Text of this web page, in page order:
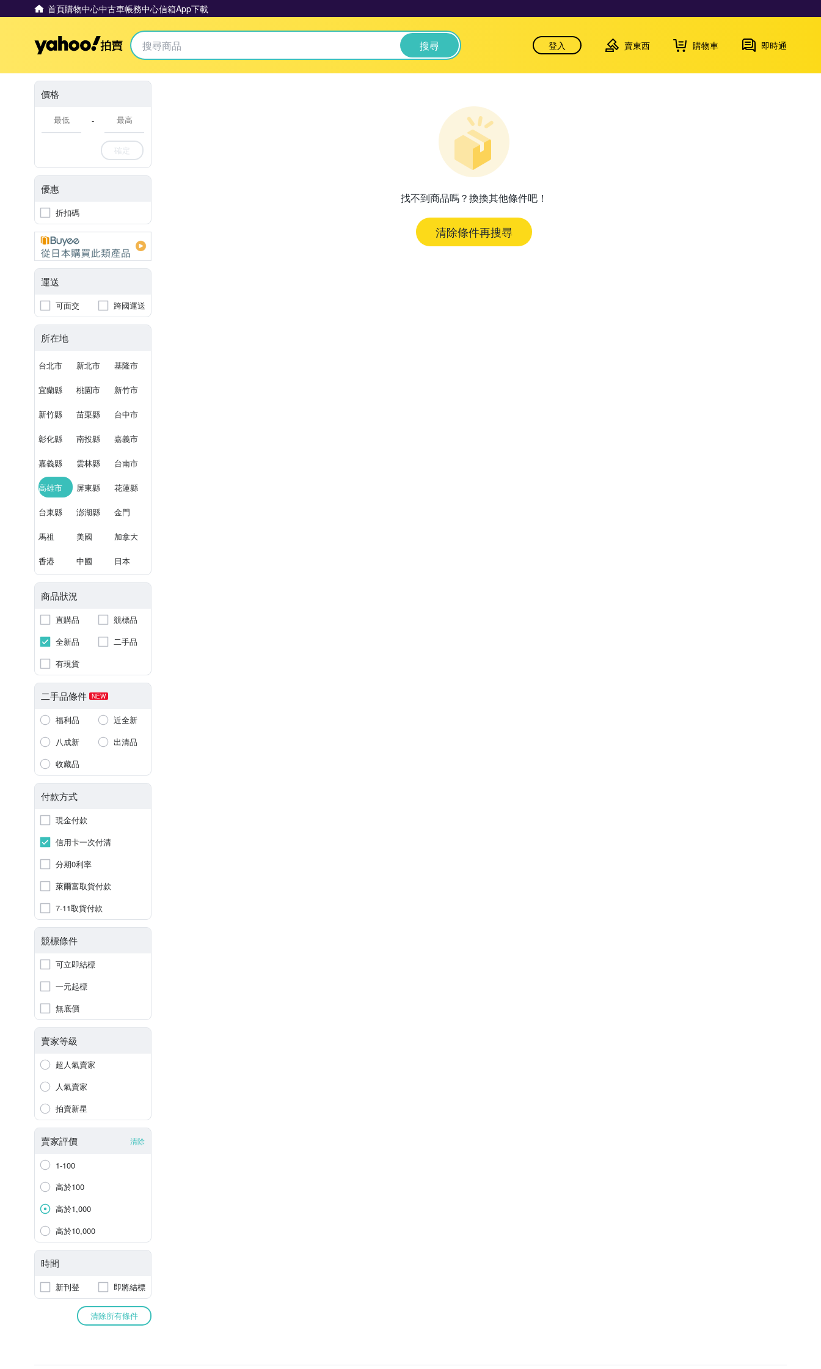
首頁購物中心中古車帳務中心信箱App下載
Yahoo拍賣 搜尋 登入 賣東西 購物車 即時通
價格
-
確定
優惠
折扣碼
運送
可面交 跨國運送
所在地
台北市 新北市 基隆市
宜蘭縣 桃園市 新竹市
新竹縣 苗栗縣 台中市
彰化縣 南投縣 嘉義市
嘉義縣 雲林縣 台南市
高雄市 屏東縣 花蓮縣
台東縣 澎湖縣 金門
馬祖 美國 加拿大
香港 中國 日本
商品狀況
直購品
競標品
全新品
二手品
有現貨
二手品條件 NEW
福利品
近全新
八成新
出清品
收藏品
付款方式
現金付款
信用卡一次付清
分期0利率
萊爾富取貨付款
7-11取貨付款
競標條件
可立即結標
一元起標
無底價
賣家等級
超人氣賣家
人氣賣家
拍賣新星
賣家評價 清除
1-100
高於100
高於1,000
高於10,000
時間
新刊登 即將結標
清除所有條件
找不到商品嗎？換換其他條件吧！
清除條件再搜尋